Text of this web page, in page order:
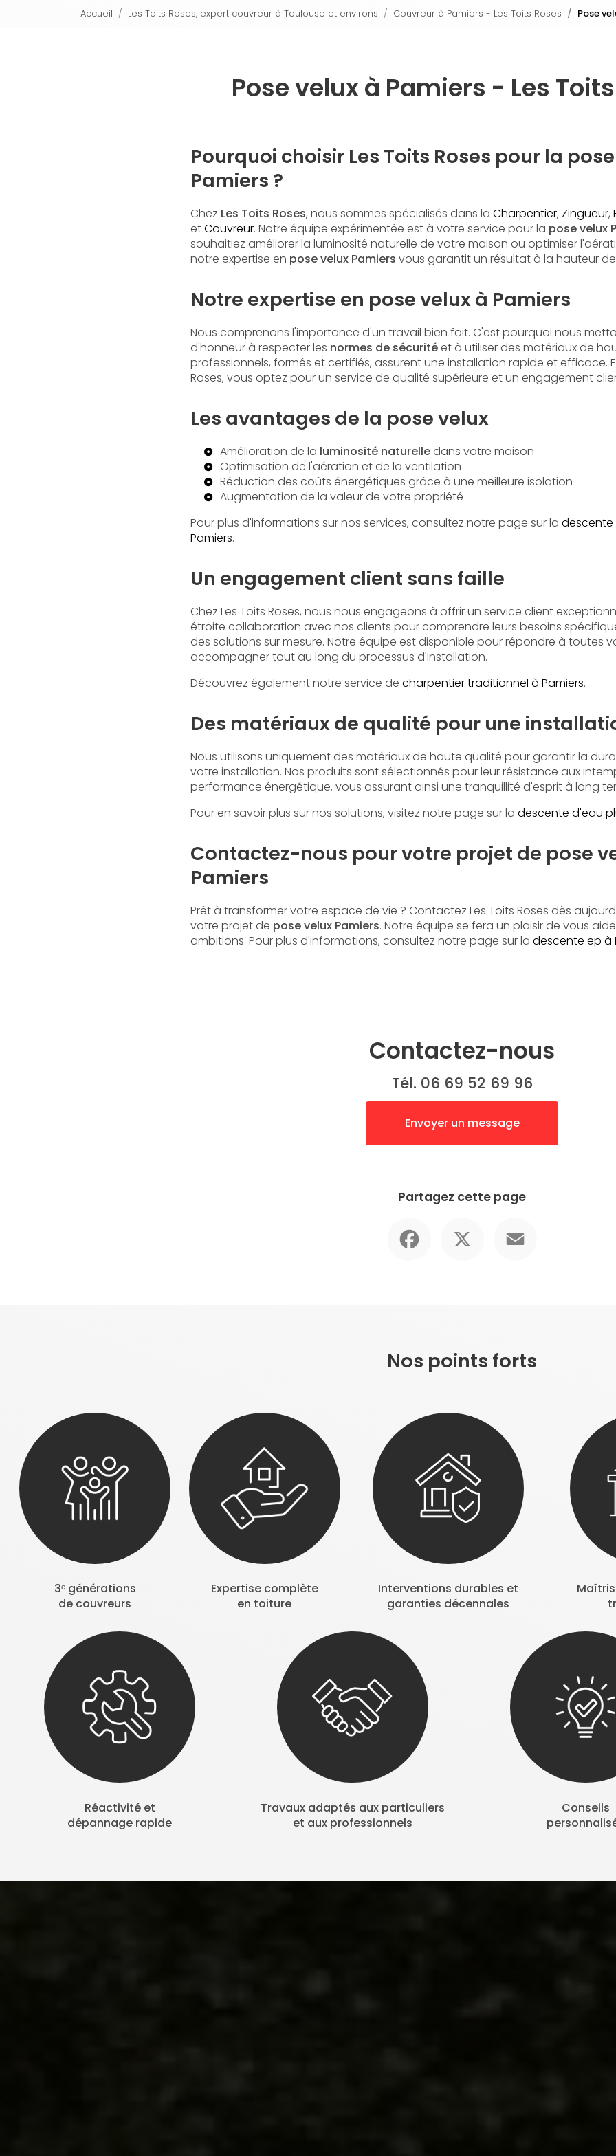
Accueil Les Toits Roses, expert couvreur à Toulouse et environs Couvreur à Pamiers - Les Toits Roses Pose
Pose velux à Pamiers - Les
Pourquoi choisir Les Toits Roses pour la
Pamiers ?
Chez Les Toits Roses, nous sommes spécialisés dans la Charpentier, Zingueur,
etCouvreur. Notre équipe expérimentée est à votre service pour la pose velux
souhaitiez améliorer la luminosité naturelle de votre maison ou optimiser
notre expertise en pose velux Pamiers vous garantit un résultat à la hauteur
Notre expertise en pose velux à Pamiers
Nous comprenons l'importance d'un travail bien fait. C'est pourquoi nous
d'honneur à respecter les normes de sécuritéet à utiliser des matériaux de
professionnels, formés et certifiés, assurent une installation rapide et efficace.
Roses, vous optez pour un service de qualité supérieure et un engagement
Les avantages de la pose velux
Amélioration de la luminosité naturelledans votre maison
Optimisation de l'aération et de la ventilation
Réduction des coûts énergétiques grâce à une meilleure isolation
Augmentation de la valeur de votre propriété
Pour plus d'informations sur nos services, consultez notre page sur la
Pamiers.
Un engagement client sans faille
Chez Les Toits Roses, nous nous engageons à offrir un service client
étroite collaboration avec nos clients pour comprendre leurs besoins
des solutions sur mesure. Notre équipe est disponible pour répondre à toutes
accompagner tout au long du processus d'installation.
Découvrez également notre service de charpentier traditionnel à Pamiers.
Des matériaux de qualité pour une
Nous utilisons uniquement des matériaux de haute qualité pour garantir la
votre installation. Nos produits sont sélectionnés pour leur résistance aux
performance énergétique, vous assurant ainsi une tranquillité d'esprit à long
Pour en savoir plus sur nos solutions, visitez notre page sur la descente d'eau
Contactez-nous pour votre projet de pose
Pamiers
Prêt à transformer votre espace de vie ? Contactez Les Toits Roses dès
votre projet de pose velux Pamiers. Notre équipe se fera un plaisir de vous
ambitions. Pour plus d'informations, consultez notre page sur la descente ep à
Contactez-nous
Tél. 06 69 52 69 96
Envoyer un message
Partagez cette page
Nos points forts
3ᵉ générations
de couvreurs
Expertise complète
en toiture
Interventions durables et
garanties décennales
Réactivité et
dépannage rapide
Travaux adaptés aux particuliers
et aux professionnels
Conseils